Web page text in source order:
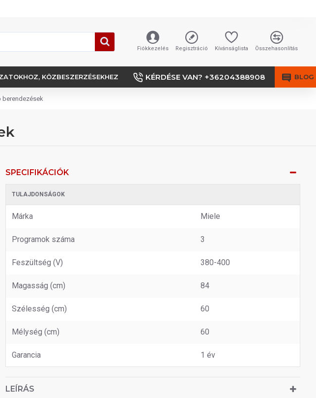
Fiókkezelés Regisztráció Kívánságlista Összehasonlítás
KÖZBESZERZÉSEKHEZ KÉRDÉSE VAN? +36204388908 BLOG
berendezések
SPECIFIKÁCIÓK
TULAJDONSÁGOK
Márka Miele
Programok száma 3
Feszültség (V) 380-400
Magasság (cm) 84
Szélesség (cm) 60
Mélység (cm) 60
Garancia 1 év
LEÍRÁS